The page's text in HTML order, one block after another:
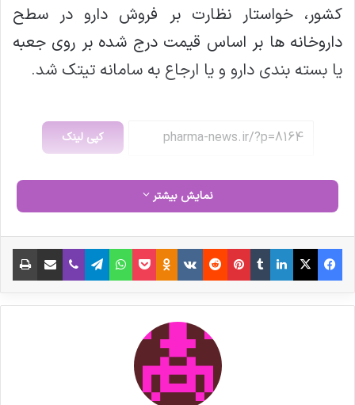
کشور، خواستار نظارت بر فروش دارو در سطح
داروخانه ها بر اساس قیمت درج شده بر روی جعبه
یا بسته بندی دارو و یا ارجاع به سامانه تیتک شد.
کپی لینک
نمایش بیشتر
فیس بوک X لینکدین ‫تامبلر ‫پین‌ترست ‫رددیت ‫VKontakte
‫Odnoklassniki پاکت واتس آپ تلگرام وایبر اشتراک گذاری از طریق ایمیل